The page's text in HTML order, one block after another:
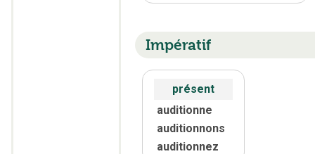
Impératif
présent
auditionne
auditionnons
auditionnez